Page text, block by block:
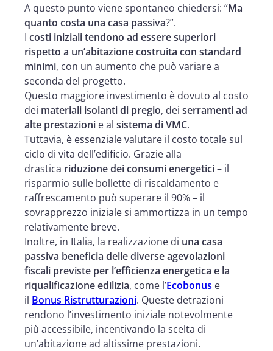
A questo punto viene spontaneo chiedersi: “Ma
quanto costa una casa passiva?”.
I costi iniziali tendono ad essere superiori
rispetto a un’abitazione costruita con standard
minimi, con un aumento che può variare a
seconda del progetto.
Questo maggiore investimento è dovuto al costo
dei materiali isolanti di pregio, dei serramenti ad
alte prestazioni e al sistema di VMC.
Tuttavia, è essenziale valutare il costo totale sul
ciclo di vita dell’edificio. Grazie alla
drastica riduzione dei consumi energetici– il
risparmio sulle bollette di riscaldamento e
raffrescamento può superare il 90% – il
sovrapprezzo iniziale si ammortizza in un tempo
relativamente breve.
Inoltre, in Italia, la realizzazione di una casa
passiva beneficia delle diverse agevolazioni
fiscali previste per l’efficienza energetica e la
riqualificazione edilizia, come l’Ecobonus e
il Bonus Ristrutturazioni. Queste detrazioni
rendono l’investimento iniziale notevolmente
più accessibile, incentivando la scelta di
un’abitazione ad altissime prestazioni.